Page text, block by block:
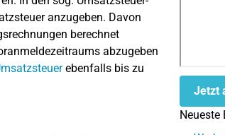
anzugeben. Davon
berechnet
abzugeben
ebenfalls bis zu
Jetzt
Neueste